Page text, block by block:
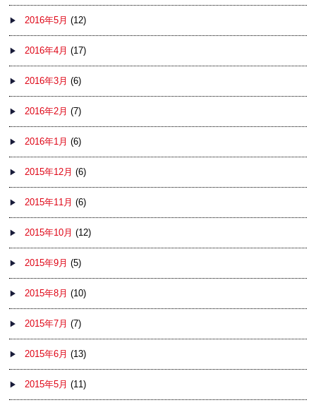
2016年5月 (12)
2016年4月 (17)
2016年3月 (6)
2016年2月 (7)
2016年1月 (6)
2015年12月 (6)
2015年11月 (6)
2015年10月 (12)
2015年9月 (5)
2015年8月 (10)
2015年7月 (7)
2015年6月 (13)
2015年5月 (11)